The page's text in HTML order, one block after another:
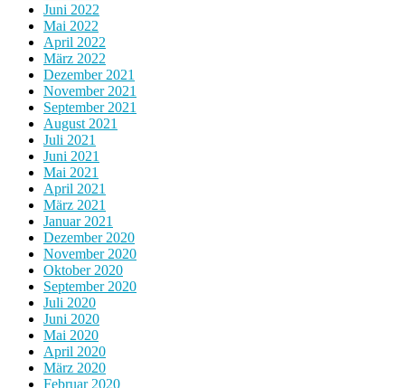
Juni 2022
Mai 2022
April 2022
März 2022
Dezember 2021
November 2021
September 2021
August 2021
Juli 2021
Juni 2021
Mai 2021
April 2021
März 2021
Januar 2021
Dezember 2020
November 2020
Oktober 2020
September 2020
Juli 2020
Juni 2020
Mai 2020
April 2020
März 2020
Februar 2020